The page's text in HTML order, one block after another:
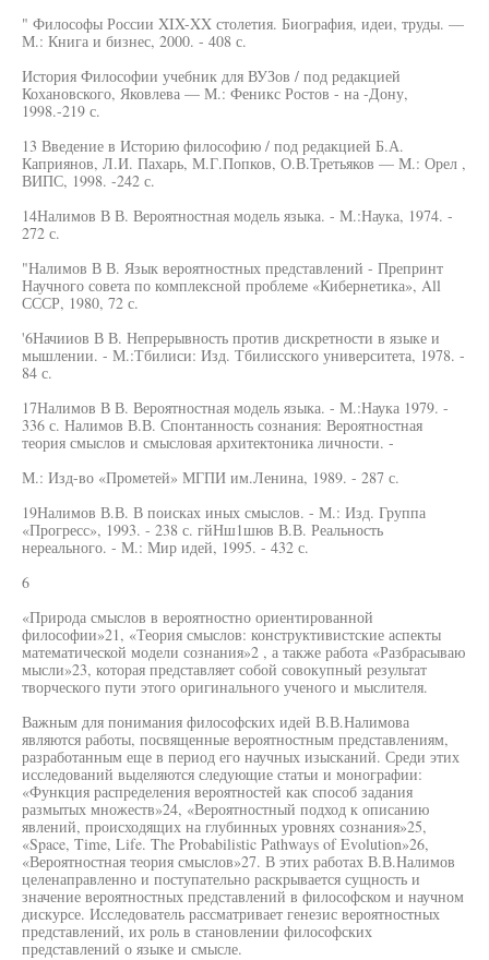
" Философы России XIX-XX столетия. Биография, идеи, труды. —
М.: Книга и бизнес, 2000. - 408 с.
История Философии учебник для ВУЗов / под редакцией
Кохановского, Яковлева — М.: Феникс Ростов - на -Дону,
1998.-219 с.
13 Введение в Историю философию / под редакцией Б.А.
Каприянов, Л.И. Пахарь, М.Г.Попков, О.В.Третьяков — М.: Орел ,
ВИПС, 1998. -242 с.
14Налимов В В. Вероятностная модель языка. - М.:Наука, 1974. -
272 с.
"Налимов В В. Язык вероятностных представлений - Препринт
Научного совета по комплексной проблеме «Кибернетика», All
СССР, 1980, 72 с.
'6Начииов В В. Непрерывность против дискретности в языке и
мышлении. - М.:Тбилиси: Изд. Тбилисского университета, 1978. -
84 с.
17Налимов В В. Вероятностная модель языка. - М.:Наука 1979. -
336 с. Налимов В.В. Спонтанность сознания: Вероятностная
теория смыслов и смысловая архитектоника личности. -
М.: Изд-во «Прометей» МГПИ им.Ленина, 1989. - 287 с.
19Налимов В.В. В поисках иных смыслов. - М.: Изд. Группа
«Прогресс», 1993. - 238 с. гйНш1шюв В.В. Реальность
нереального. - М.: Мир идей, 1995. - 432 с.
6
«Природа смыслов в вероятностно ориентированной
философии»21, «Теория смыслов: конструктивистские аспекты
математической модели сознания»2 , а также работа «Разбрасываю
мысли»23, которая представляет собой совокупный результат
творческого пути этого оригинального ученого и мыслителя.
Важным для понимания философских идей В.В.Налимова
являются работы, посвященные вероятностным представлениям,
разработанным еще в период его научных изысканий. Среди этих
исследований выделяются следующие статьи и монографии:
«Функция распределения вероятностей как способ задания
размытых множеств»24, «Вероятностный подход к описанию
явлений, происходящих на глубинных уровнях сознания»25,
«Space, Time, Life. The Probabilistic Pathways of Evolution»26,
«Вероятностная теория смыслов»27. В этих работах В.В.Налимов
целенаправленно и поступательно раскрывается сущность и
значение вероятностных представлений в философском и научном
дискурсе. Исследователь рассматривает генезис вероятностных
представлений, их роль в становлении философских
представлений о языке и смысле.